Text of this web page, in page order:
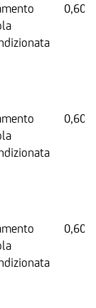
0,60
0,60
0,60